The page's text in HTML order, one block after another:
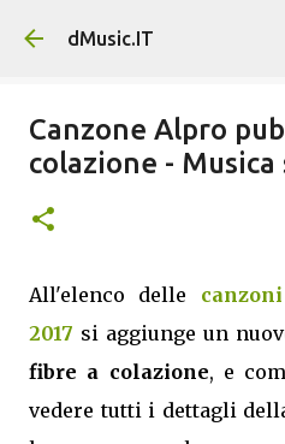
Passa ai
dMusic.IT
Canzone Alpro
colazione -
All'elenco delle
2017 si aggiunge un
fibre a colazione, e
vedere tutti i dettagli